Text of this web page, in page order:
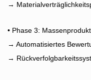
→
• Phase 3:
→ Automatisiertes
→